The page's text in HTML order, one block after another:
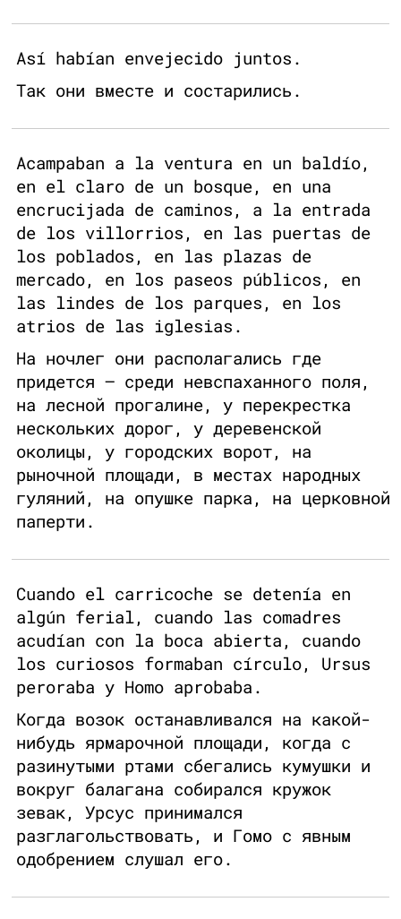
Así habían envejecido juntos.
Так они вместе и состарились.
Acampaban a la ventura en un baldío,
en el claro de un bosque, en una
encrucijada de caminos, a la entrada
de los villorrios, en las puertas de
los poblados, en las plazas de
mercado, en los paseos públicos, en
las lindes de los parques, en los
atrios de las iglesias.
На ночлег они располагались где
придется — среди невспаханного поля,
на лесной прогалине, у перекрестка
нескольких дорог, у деревенской
околицы, у городских ворот, на
рыночной площади, в местах народных
гуляний, на опушке парка, на церковной
паперти.
Cuando el carricoche se detenía en
algún ferial, cuando las comadres
acudían con la boca abierta, cuando
los curiosos formaban círculo, Ursus
peroraba y Homo aprobaba.
Когда возок останавливался на какой-
нибудь ярмарочной площади, когда с
разинутыми ртами сбегались кумушки и
вокруг балагана собирался кружок
зевак, Урсус принимался
разглагольствовать, и Гомо с явным
одобрением слушал его.